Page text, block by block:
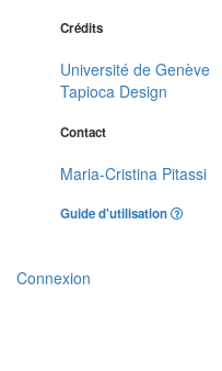
Crédits
Université de Genève
Tapioca Design
Contact
Maria-Cristina Pitassi
Guide d'utilisation
Connexion